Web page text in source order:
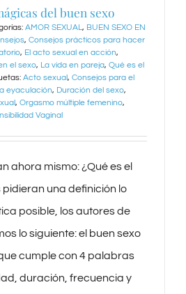
del buen sexo
AMOR SEXUAL, BUEN SEXO EN
, Consejos prácticos para hacer
, El acto sexual en acción,
el sexo, La vida en pareja, Qué es el
Acto sexual, Consejos para el
eyaculación, Duración del sexo,
, Orgasmo múltiple femenino,
Vaginal
ahora mismo: ¿Qué es el
pidieran una definición lo
posible, los autores de
lo siguiente: el buen sexo
cumple con 4 palabras
duración, frecuencia y